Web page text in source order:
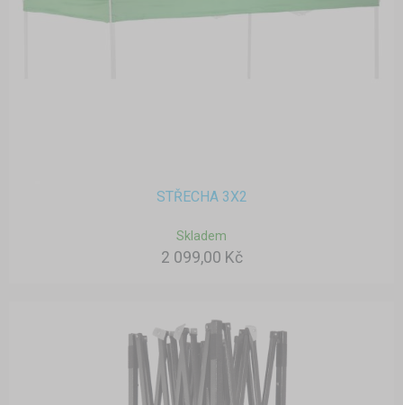
STŘECHA 3X2
Skladem
2 099,00 Kč